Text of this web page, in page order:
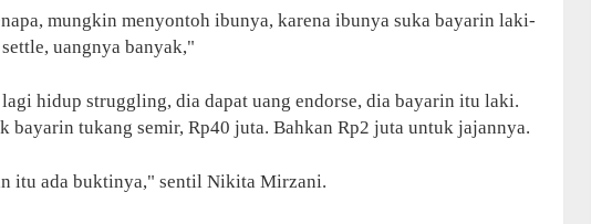
mungkin menyontoh ibunya, karena ibunya suka bayarin laki-
uangnya banyak,"
hidup struggling, dia dapat uang endorse, dia bayarin itu laki.
bayarin tukang semir, Rp40 juta. Bahkan Rp2 juta untuk jajannya.
itu ada buktinya," sentil Nikita Mirzani.